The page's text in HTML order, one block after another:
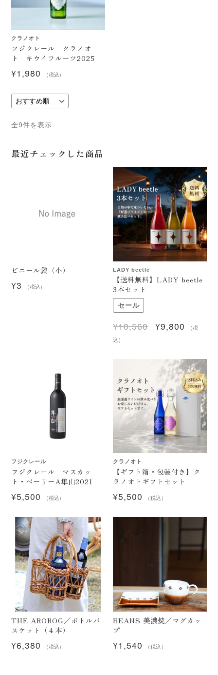
クラノオト
フジクレール クラノオ
ト キウイフルーツ2025
¥1,980 （税込）
全9件を表示
最近チェックした商品
ビニール袋（小）
¥3 （税込）
LADY beetle
【送料無料】LADY beetle
3本セット
セール
¥10,560
元
¥10,560
で
し
た。
¥9,800 現
価
格
は
¥9,800
（税
込）
フジクレール
フジクレール マスカッ
ト・ベーリーA隼山2021
¥5,500 （税込）
クラノオト
【ギフト箱・包装付き】ク
ラノオトギフトセット
¥5,500 （税込）
THE AROROG／ボトルバ
スケット（４本）
¥6,380 （税込）
BEANS 美濃焼／マグカッ
プ
¥1,540 （税込）